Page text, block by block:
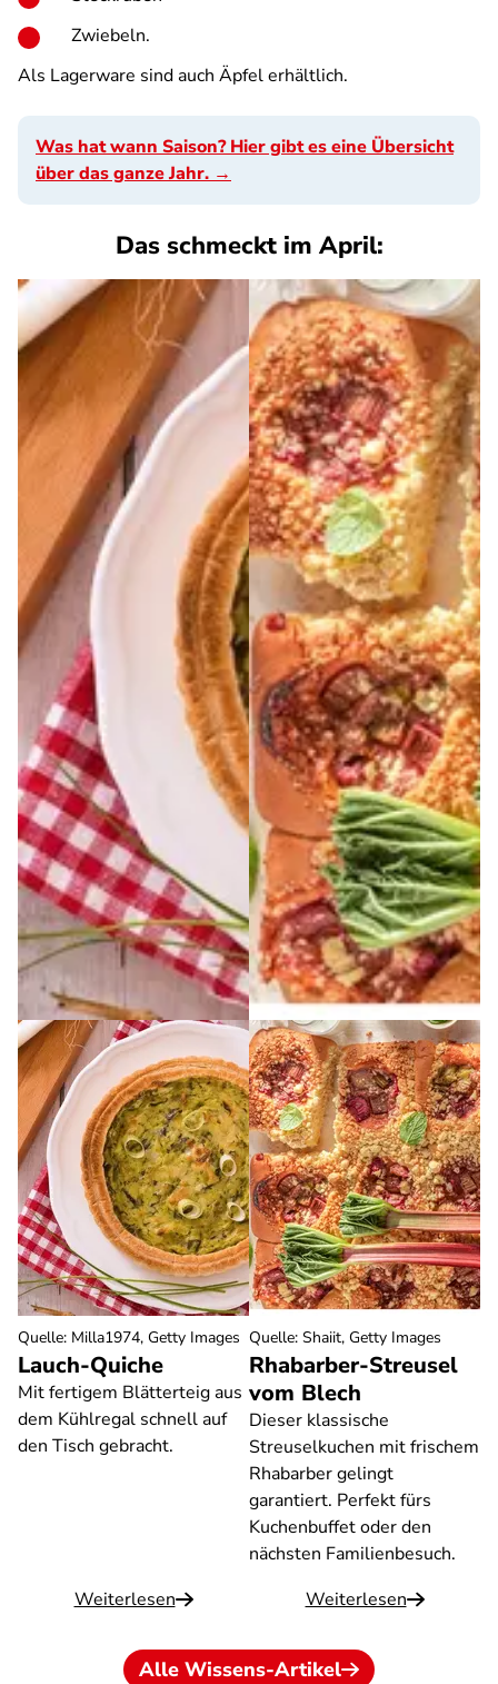
Zwiebeln.
Als Lagerware sind auch Äpfel erhältlich.
Was hat wann Saison? Hier gibt es eine Übersicht
über das ganze Jahr. →
Das schmeckt im April:
Lauch-Quiche
Mit fertigem Blätterteig aus
dem Kühlregal schnell auf
den Tisch gebracht.
Weiterlesen
Quelle: Milla1974, Getty Images
Rhabarber-Streusel
vom Blech
Dieser klassische
Streuselkuchen mit frischem
Rhabarber gelingt
garantiert. Perfekt fürs
Kuchenbuffet oder den
nächsten Familienbesuch.
Weiterlesen
Quelle: Shaiit, Getty Images
Alle Wissens-Artikel